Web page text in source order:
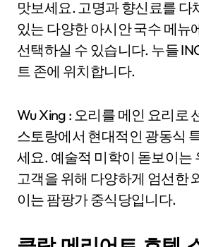
맛보세요. 고명과 향신료를 다
있는 다양한 아시안 국수 메뉴
선택하실 수 있습니다. 누들
트 존에 위치합니다.
Wu Xing : 오리를 메인 요리로
스토랑에서 현대적인 광동식
세요. 예술적 미학이 돋보이는
고객을 위해 다양하게 엄선한
이는 팜팡가 중식당입니다.